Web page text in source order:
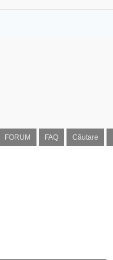
FORUM FAQ Căutare